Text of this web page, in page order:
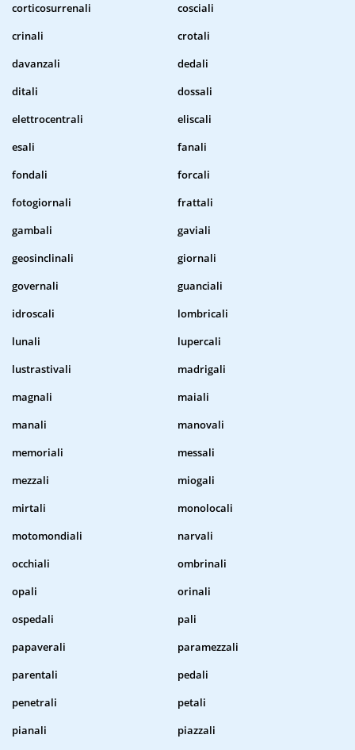
corticosurrenali
cosciali
crinali
crotali
davanzali
dedali
ditali
dossali
elettrocentrali
eliscali
esali
fanali
fondali
forcali
fotogiornali
frattali
gambali
gaviali
geosinclinali
giornali
governali
guanciali
idroscali
lombricali
lunali
lupercali
lustrastivali
madrigali
magnali
maiali
manali
manovali
memoriali
messali
mezzali
miogali
mirtali
monolocali
motomondiali
narvali
occhiali
ombrinali
opali
orinali
ospedali
pali
papaverali
paramezzali
parentali
pedali
penetrali
petali
pianali
piazzali